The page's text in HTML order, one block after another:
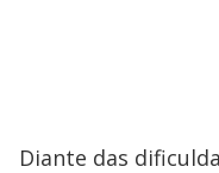
Diante das